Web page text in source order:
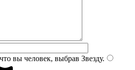
вы человек, выбрав Звезду.